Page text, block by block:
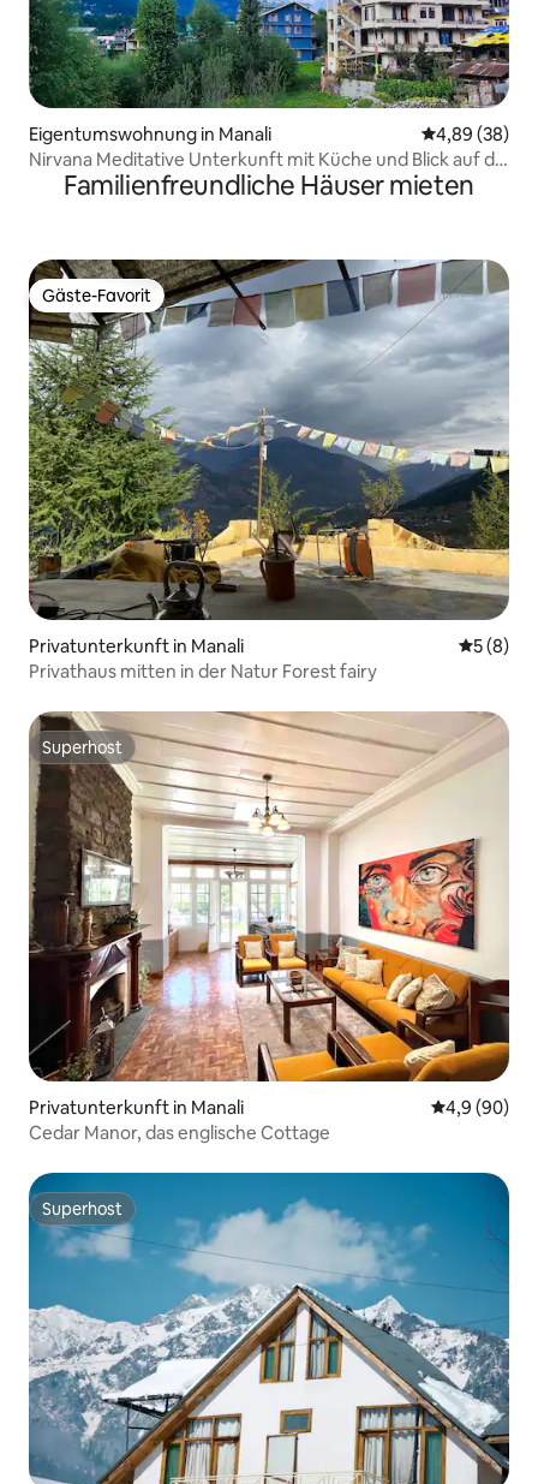
Eigentumswohnung in Manali
4,89 (38)
Nirvana Meditative Unterkunft mit Küche und Blick auf die
BergeFamilienfreundliche Häuser mieten
Gäste-Favorit
Gäste-Favorit
Privatunterkunft in Manali
5 (8)
Privathaus mitten in der Natur Forest fairy
Superhost
Superhost
Privatunterkunft in Manali
4,9 (90)
Cedar Manor, das englische Cottage
Superhost
Superhost